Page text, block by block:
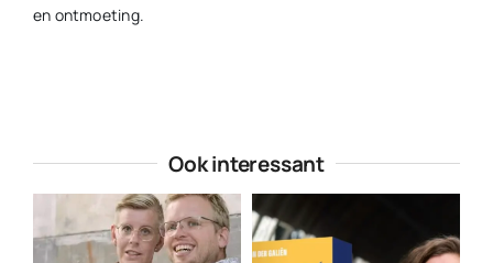
en ontmoeting.
Ook interessant